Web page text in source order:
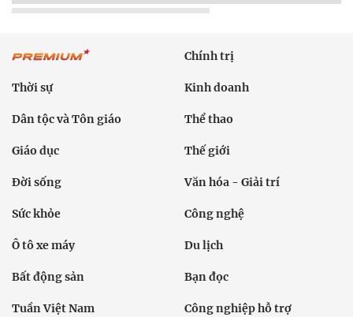
Chính trị
Thời sự Kinh doanh
Dân tộc và Tôn giáo Thể thao
Giáo dục Thế giới
Đời sống Văn hóa - Giải trí
Sức khỏe Công nghệ
Ô tô xe máy Du lịch
Bất động sản Bạn đọc
Tuần Việt Nam Công nghiệp hỗ trợ